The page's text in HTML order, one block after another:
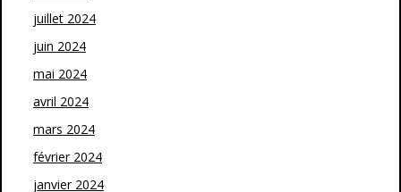
juillet 2024
juin 2024
mai 2024
avril 2024
mars 2024
février 2024
janvier 2024